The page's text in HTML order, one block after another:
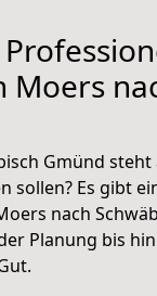
Moers
Gmünd steht
sollen? Es gibt
nach
Planung bis